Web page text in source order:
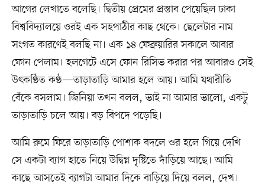
আগের লেখাতে বলেছি। দ্বিতীয় প্রেমের প্রস্তাব পেয়েছিল ঢাকা
বিশ্ববিদ্যালয়ে ওরই এক সহপাঠীর কাছ থেকে। ছেলেটার নাম
সংগত কারণেই বলছি না। এক ১৪ ফেব্রুয়ারির সকালে আবার
ফোন পেলাম। হলগেটে এসে ফোন রিসিভ করার পর আবারও সেই
উৎকণ্ঠিত কণ্ঠ—তাড়াতাড়ি আমার হলে আয়। আমি যথারীতি
বেঁকে বসলাম। জিনিয়া তখন বলল, ভাই না আমার ভালো, একটু
তাড়াতাড়ি চলে আয়। বড় বিপদে পড়েছি।
আমি রুমে ফিরে তাড়াতাড়ি পোশাক বদলে ওর হলে গিয়ে দেখি
সে একটা ব্যাগ হাতে নিয়ে উদ্বিগ্ন দৃষ্টিতে দাঁড়িয়ে আছে। আমি
কাছে আসতেই ব্যাগটা আমার দিকে বাড়িয়ে দিয়ে বলল, দেখ।